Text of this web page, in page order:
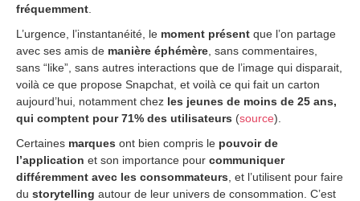
fréquemment
L’urgence, l’instantanéité, le moment présent que l’on partage
avec ses amis de manière éphémère , sans commentaires,
sans “like”, sans autres interactions que de l’image qui disparait,
voilà ce que propose Snapchat, et voilà ce qui fait un carton
aujourd’hui, notamment chez les jeunes de moins de 25 ans,
qui comptent pour 71% des utilisateurs (source).
Certaines marques ont bien compris le pouvoir de
l’application et son importance pour communiquer
différemment avec les consommateurs , et l’utilisent pour faire
du storytelling autour de leur univers de consommation. C’est